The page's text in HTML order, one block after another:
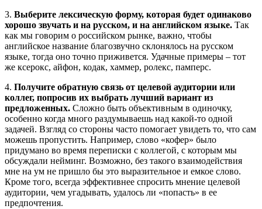
3. Выберите лексическую форму, которая будет одинаково
хорошо звучать и на русском, и на английском языке. Так
как мы говорим о российском рынке, важно, чтобы
английское название благозвучно склонялось на русском
языке, тогда оно точно приживется. Удачные примеры – тот
же ксерокс, айфон, кодак, хаммер, ролекс, памперс.
4. Получите обратную связь от целевой аудитории или
коллег, попросив их выбрать лучший вариант из
предложенных. Сложно быть объективным в одиночку,
особенно когда много раздумываешь над какой-то одной
задачей. Взгляд со стороны часто помогает увидеть то, что сам
можешь пропустить. Например, слово «кофер» было
придумано во время переписки с коллегой, с которым мы
обсуждали нейминг. Возможно, без такого взаимодействия
мне на ум не пришло бы это выразительное и емкое слово.
Кроме того, всегда эффективнее спросить мнение целевой
аудитории, чем угадывать, удалось ли «попасть» в ее
предпочтения.